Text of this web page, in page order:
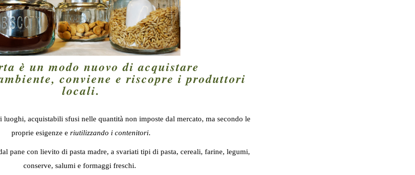
è un modo nuovo di acquistare
conviene e riscopre i produttori
locali.
acquistabili sfusi nelle quantità non imposte dal mercato, ma secondo le
proprie esigenze e riutilizzando i contenitori.
pane con lievito di pasta madre, a svariati tipi di pasta, cereali, farine, legumi,
conserve, salumi e formaggi freschi.